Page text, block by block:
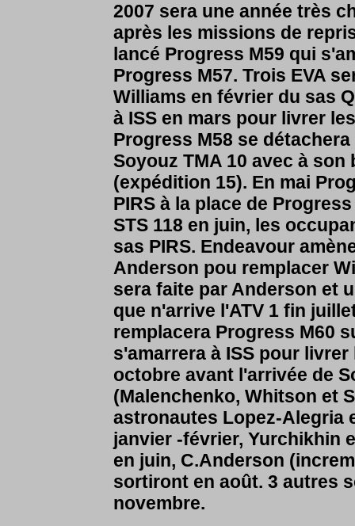
2007 sera une année très
après les missions de
lancé Progress M59 qui
Progress M57. Trois EVA
Williams en février du sas
à ISS en mars pour livrer
Progress M58 se
Soyouz TMA 10 avec à
(expédition 15). En mai
PIRS à la place de
STS 118 en juin, les
sas PIRS. Endeavour
Anderson pou remplacer
sera faite par Anderson et
que n'arrive l'ATV 1 fin
remplacera Progress M60
s'amarrera à ISS pour livrer
octobre avant l'arrivée de
(Malenchenko, Whitson et
astronautes Lopez-Alegria
janvier -février, Yurchikhin
en juin, C.Anderson
sortiront en août. 3 autres
novembre.